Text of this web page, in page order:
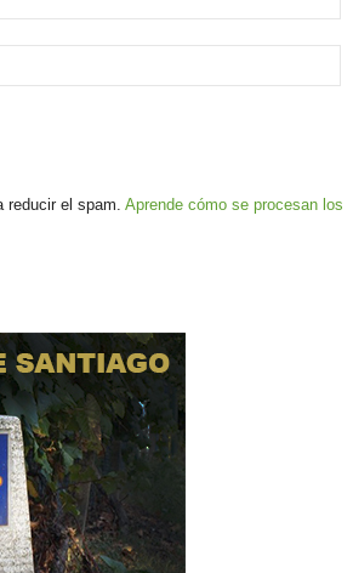
reducir el spam. Aprende cómo se procesan los